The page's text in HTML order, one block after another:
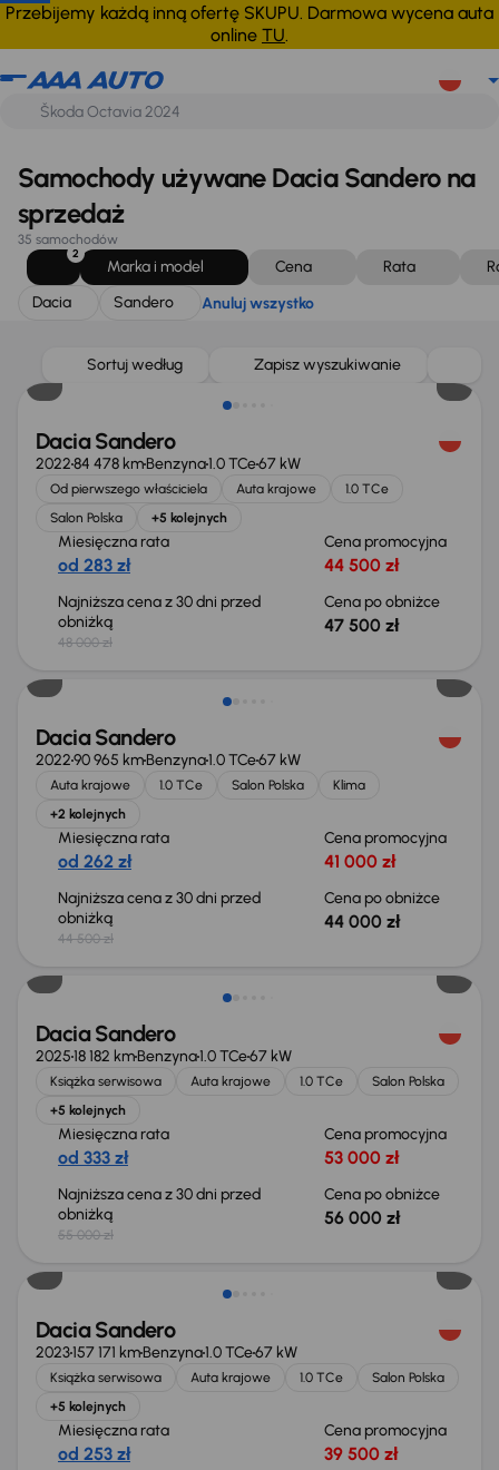
Przebijemy każdą inną ofertę SKUPU. Darmowa wycena auta
online TU.
Dacia Sandero Anuluj wszystko
Samochody używane Dacia Sandero na
sprzedaż
35 samochodów
2
Marka i model Cena Rata
Dacia
Sandero Anuluj wszystko
Sortuj według Zapisz wyszukiwanie
Taniej o 500 zł
Dacia Sandero
202284 478 kmBenzyna1.0 TCe67 kW
Od pierwszego właściciela Auta krajowe
1.0 TCe
Salon Polska
+5 kolejnych
Miesięczna rata
od 283 zł
Cena promocyjna
44 500 zł
Najniższa cena z 30 dni przed
obniżką
48 000 zł
Cena po obniżce
47 500 zł
Taniej o 500 zł
Dacia Sandero
202290 965 kmBenzyna1.0 TCe67 kW
Auta krajowe 1.0 TCe Salon Polska
Klima
+2 kolejnych
Miesięczna rata
od 262 zł
Cena promocyjna
41 000 zł
Najniższa cena z 30 dni przed
obniżką
44 500 zł
Cena po obniżce
44 000 zł
Od nowego taniej o 33 999 zł
Dacia Sandero
202518 182 kmBenzyna1.0 TCe67 kW
Książka serwisowa Auta krajowe 1.0 TCe
Salon Polska
+5 kolejnych
Miesięczna rata
od 333 zł
Cena promocyjna
53 000 zł
Najniższa cena z 30 dni przed
obniżką
55 000 zł
Cena po obniżce
56 000 zł
Taniej o 500 zł
Dacia Sandero
2023157 171 kmBenzyna1.0 TCe67 kW
Książka serwisowa Auta krajowe 1.0 TCe
Salon Polska
+5 kolejnych
Miesięczna rata
od 253 zł
Cena promocyjna
39 500 zł